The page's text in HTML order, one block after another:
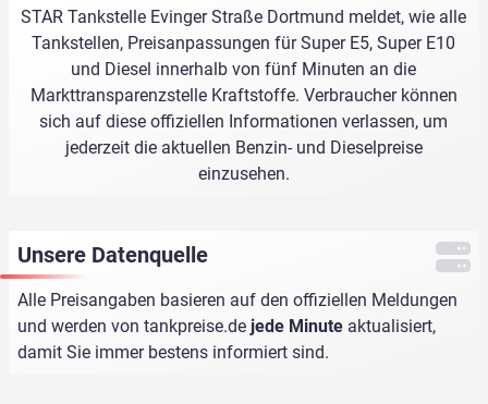
STAR Tankstelle Evinger Straße Dortmund meldet, wie alle
Tankstellen, Preisanpassungen für Super E5, Super E10
und Diesel innerhalb von fünf Minuten an die
Markttransparenzstelle Kraftstoffe. Verbraucher können
sich auf diese offiziellen Informationen verlassen, um
jederzeit die aktuellen Benzin- und Dieselpreise
einzusehen.
Unsere Datenquelle
Alle Preisangaben basieren auf den offiziellen Meldungen
und werden von tankpreise.de jede Minute aktualisiert,
damit Sie immer bestens informiert sind.